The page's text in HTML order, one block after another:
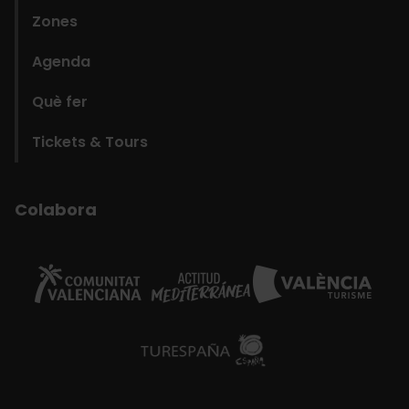
Zones
Agenda
Què fer
Tickets & Tours
Colabora